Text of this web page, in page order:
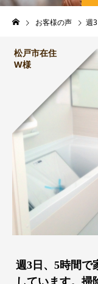
お客様の声 週3日、
松戸市在住
W様
週3日、5時間で
しています。掃